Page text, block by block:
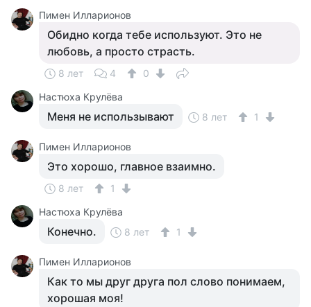
Пимен Илларионов
Обидно когда тебе используют. Это не
любовь, а просто страсть.
8 лет 4
0
Настюха Крулёва
Меня не использывают 8 лет 1
Пимен Илларионов
Это хорошо, главное взаимно.
8 лет
1
Настюха Крулёва
Конечно. 8 лет 1
Пимен Илларионов
Как то мы друг друга пол слово понимаем,
хорошая моя!